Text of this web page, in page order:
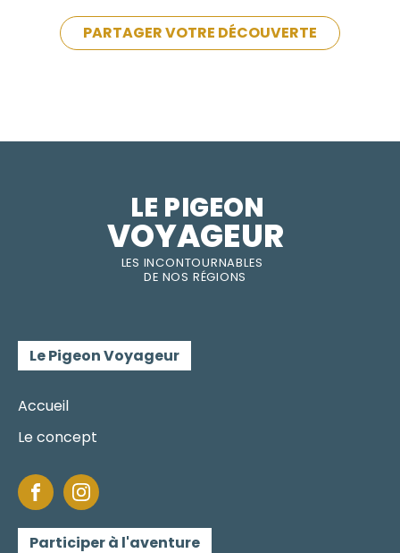
PARTAGER VOTRE DÉCOUVERTE
LES INCONTOURNABLES
DE NOS RÉGIONS
LE PIGEON
VOYAGEUR
Le Pigeon Voyageur
Accueil
Le concept
Participer à l'aventure